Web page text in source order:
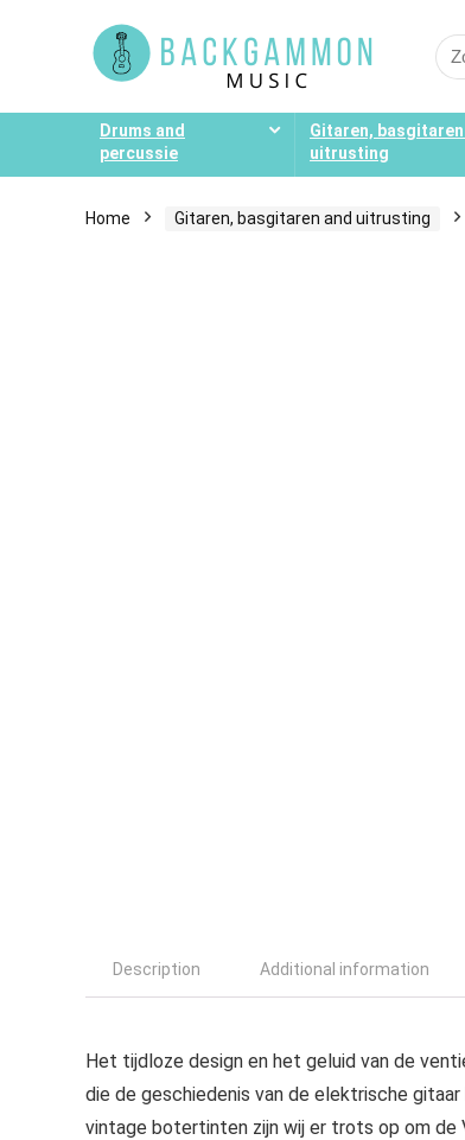
for:
Drums and
percussie
Gitaren, basgitaren
uitrusting
Home Gitaren, basgitaren and uitrusting
Description Additional information
Het tijdloze design en het geluid van de
die de geschiedenis van de elektrische
vintage botertinten zijn wij er trots op om de